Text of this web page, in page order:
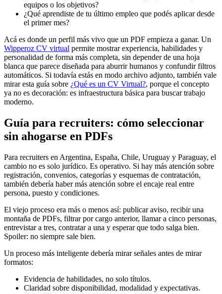
equipos o los objetivos?
¿Qué aprendiste de tu último empleo que podés aplicar desde
el primer mes?
Acá es donde un perfil más vivo que un PDF empieza a ganar. Un
Wipperoz CV virtual permite mostrar experiencia, habilidades y
personalidad de forma más completa, sin depender de una hoja
blanca que parece diseñada para aburrir humanos y confundir filtros
automáticos. Si todavía estás en modo archivo adjunto, también vale
mirar esta guía sobre ¿Qué es un CV Virtual?, porque el concepto
ya no es decoración: es infraestructura básica para buscar trabajo
moderno.
Guía para recruiters: cómo seleccionar
sin ahogarse en PDFs
Para recruiters en Argentina, España, Chile, Uruguay y Paraguay, el
cambio no es solo jurídico. Es operativo. Si hay más atención sobre
registración, convenios, categorías y esquemas de contratación,
también debería haber más atención sobre el encaje real entre
persona, puesto y condiciones.
El viejo proceso era más o menos así: publicar aviso, recibir una
montaña de PDFs, filtrar por cargo anterior, llamar a cinco personas,
entrevistar a tres, contratar a una y esperar que todo salga bien.
Spoiler: no siempre sale bien.
Un proceso más inteligente debería mirar señales antes de mirar
formatos:
Evidencia de habilidades, no solo títulos.
Claridad sobre disponibilidad, modalidad y expectativas.